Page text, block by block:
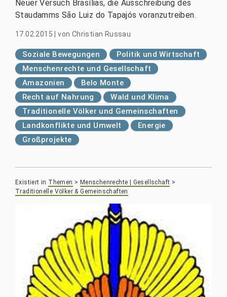
Neuer Versuch Brasílias, die Ausschreibung des
Staudamms São Luiz do Tapajós voranzutreiben.
17.02.2015 |von Christian Russau
Soziale Bewegungen
Politik und Wirtschaft
Menschenrechte und Gesellschaft
Amazonien
Belo Monte
Recht auf Nahrung
Wald und Klima
Traditionelle Völker und Gemeinschaften
Landkonflikte und Umwelt
Energie
Großprojekte
Existiert in Themen > Menschenrechte | Gesellschaft >
Traditionelle Völker & Gemeinschaften